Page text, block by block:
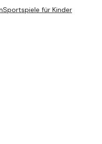
Sportspiele für Kinder